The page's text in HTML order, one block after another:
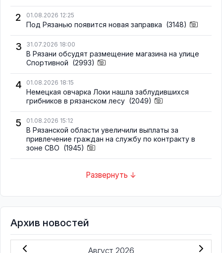
2 01.08.2026 12:25
Под Рязанью появится новая заправка (3148)
3 31.07.2026 18:00
В Рязани обсудят размещение магазина на улице
Спортивной (2993)
4 01.08.2026 18:15
Немецкая овчарка Локи нашла заблудившихся
грибников в рязанском лесу (2049)
5 01.08.2026 15:12
В Рязанской области увеличили выплаты за
привлечение граждан на службу по контракту в
зоне СВО (1945)
Развернуть ↓
Архив новостей
Август 2026